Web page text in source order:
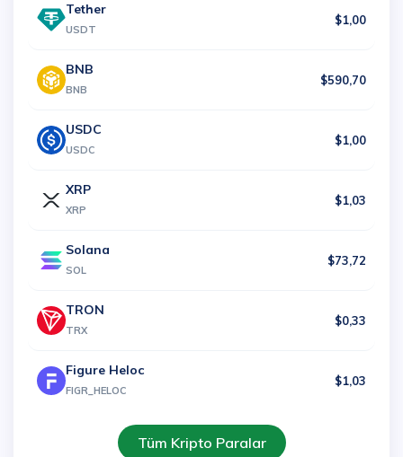
Tether
USDT
$1,00
BNB
BNB
$590,70
USDC
USDC
$1,00
XRP
XRP
$1,03
Solana
SOL
$73,72
TRON
TRX
$0,33
Figure Heloc
FIGR_HELOC
$1,03
Tüm Kripto Paralar